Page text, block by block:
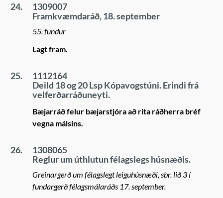
24.
1309007
Framkvæmdaráð, 18. september
55. fundur
Lagt fram.
25.
1112164
Deild 18 og 20 Lsp Kópavogstúni. Erindi frá
velferðarráðuneyti.
Bæjarráð felur bæjarstjóra að rita ráðherra bréf
vegna málsins.
26.
1308065
Reglur um úthlutun félagslegs húsnæðis.
Greinargerð um félagslegt leiguhúsnæði, sbr. lið 3 í
fundargerð félagsmálaráðs 17. september.